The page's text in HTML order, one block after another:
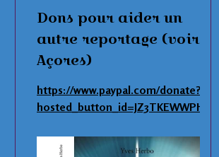
Dons pour aider un
autre reportage (voir
Açores)
https://www.paypal.com/donate?
hosted_button_id=JZ3TKEWWPHNAS